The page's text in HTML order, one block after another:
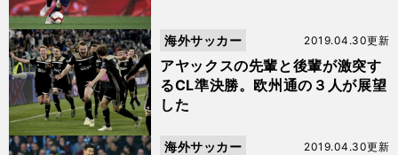
アヤックスの先輩と後輩が激突す
るCL準決勝。欧州通の３人が展望
した
2019.04.30更新
海外サッカー
2019.04.30更新
海外サッカー